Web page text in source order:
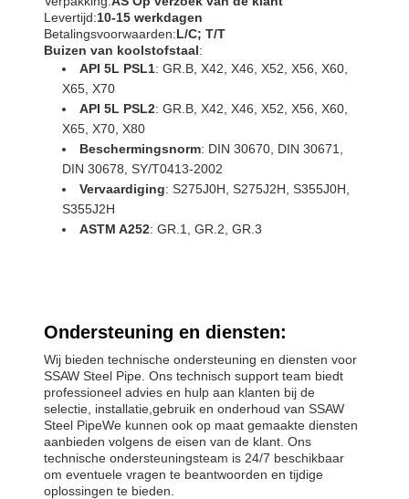
Levertijd:10-15 werkdagen
Betalingsvoorwaarden:L/C; T/T
Buizen van koolstofstaal:
API 5L PSL1: GR.B, X42, X46, X52, X56, X60,
X65, X70
API 5L PSL2: GR.B, X42, X46, X52, X56, X60,
X65, X70, X80
Beschermingsnorm: DIN 30670, DIN 30671,
DIN 30678, SY/T0413-2002
Vervaardiging: S275J0H, S275J2H, S355J0H,
S355J2H
ASTM A252: GR.1, GR.2, GR.3
Ondersteuning en diensten:
Wij bieden technische ondersteuning en diensten voor
SSAW Steel Pipe. Ons technisch support team biedt
professioneel advies en hulp aan klanten bij de
selectie, installatie,gebruik en onderhoud van SSAW
Steel PipeWe kunnen ook op maat gemaakte diensten
aanbieden volgens de eisen van de klant. Ons
technische ondersteuningsteam is 24/7 beschikbaar
om eventuele vragen te beantwoorden en tijdige
oplossingen te bieden.